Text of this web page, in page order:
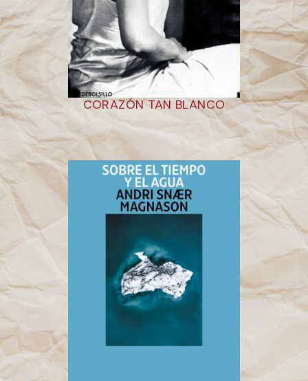
CORAZÓN TAN BLANCO